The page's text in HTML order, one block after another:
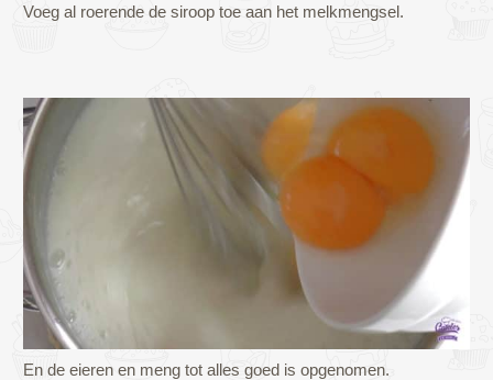
Voeg al roerende de siroop toe aan het melkmengsel.
En de eieren en meng tot alles goed is opgenomen.